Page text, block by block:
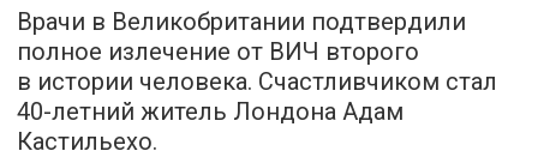
Врачи в Великобритании подтвердили
полное излечение от ВИЧ второго
в истории человека. Счастливчиком стал
40-летний житель Лондона Адам
Кастильехо.